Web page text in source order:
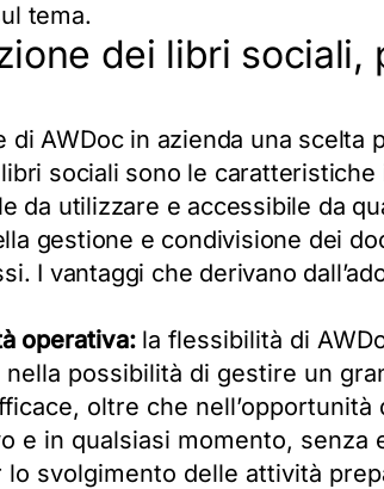
tema.
dei libri sociali,
di AWDoc in azienda una scelta
sociali sono le
da utilizzare e accessibile da
gestione e condivisione dei
I vantaggi che derivano
operativa: la flessibilità di
possibilità di gestire un
oltre che
e in qualsiasi momento, senza
svolgimento delle attività